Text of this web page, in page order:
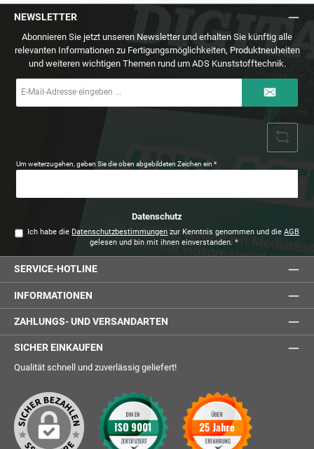
NEWSLETTER
Abonnieren Sie jetzt unseren Newsletter und erhalten Sie künftig alle
relevanten Informationen zu Fertigungsmöglichkeiten, Produktneuheiten
und weiteren wichtigen Themen rund um ADS Kunststofftechnik.
Mail-
Um weiterzugehen, geben Sie die oben abgebildeten Zeichen ein*
Datenschutz
Ich habe die Datenschutzbestimmungen zur Kenntnis genommen und dieAGB
gelesen und bin mit ihnen einverstanden. *
SERVICE-HOTLINE
INFORMATIONEN
ZAHLUNGS- UND VERSANDARTEN
SICHER EINKAUFEN
Qualität schnell und zuverlässig geliefert!